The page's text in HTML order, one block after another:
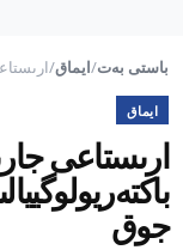
باستى بەت/ايماق/
ايماق
ارىستاعى
جوق